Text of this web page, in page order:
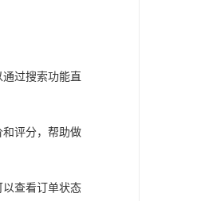
过搜索功能直
评分，帮助做
查看订单状态